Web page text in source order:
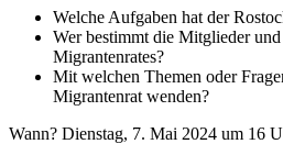
Welche Aufgaben hat der
Wer bestimmt die Mitglieder
Migrantenrates?
Mit welchen Themen oder
Migrantenrat wenden?
Wann? Dienstag, 7. Mai 2024 um 16